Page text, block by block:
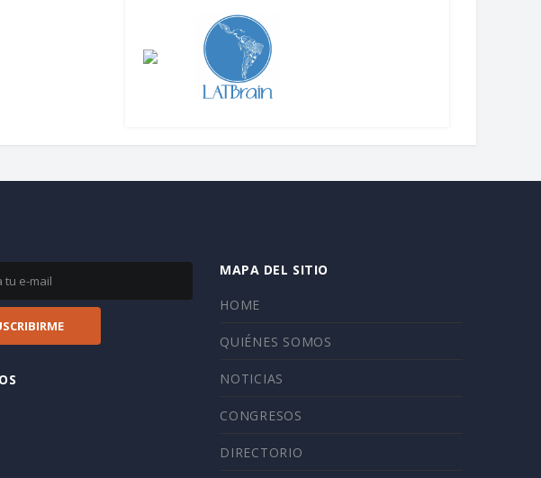
MAPA DEL SITIO
HOME
QUIÉNES SOMOS
NOTICIAS
CONGRESOS
DIRECTORIO